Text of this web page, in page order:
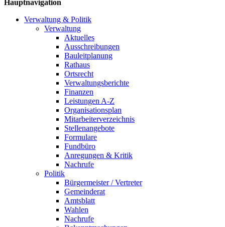
Hauptnavigation
Verwaltung & Politik
Verwaltung
Aktuelles
Ausschreibungen
Bauleitplanung
Rathaus
Ortsrecht
Verwaltungsberichte
Finanzen
Leistungen A-Z
Organisationsplan
Mitarbeiterverzeichnis
Stellenangebote
Formulare
Fundbüro
Anregungen & Kritik
Nachrufe
Politik
Bürgermeister / Vertreter
Gemeinderat
Amtsblatt
Wahlen
Nachrufe